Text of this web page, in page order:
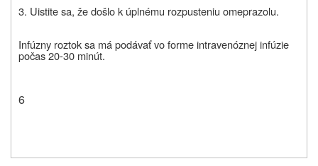
3. Uistite sa, že došlo k úplnému rozpusteniu omeprazolu.
Infúzny roztok sa má podávať vo forme intravenóznej infúzie
počas 20-30 minút.
6